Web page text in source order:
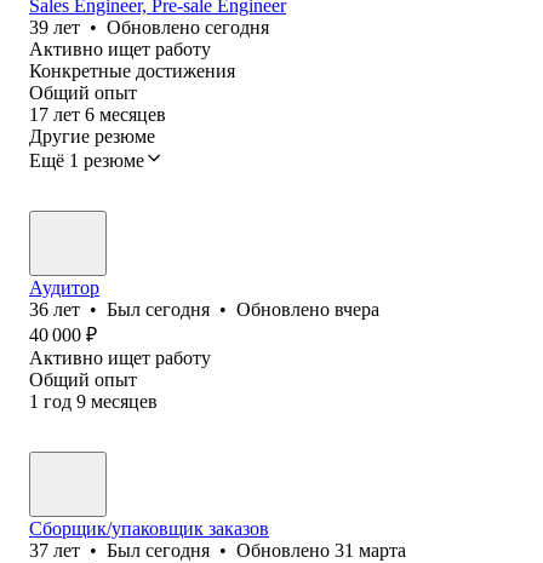
Sales Engineer, Pre-sale Engineer
39 лет • Обновлено сегодня
Активно ищет работу
Конкретные достижения
Общий опыт
17 лет 6 месяцев
Другие резюме
Ещё 1 резюме
Аудитор
36 лет • Был сегодня • Обновлено вчера
40 000 ₽
Активно ищет работу
Общий опыт
1 год 9 месяцев
Сборщик/упаковщик заказов
37 лет • Был сегодня • Обновлено 31 марта